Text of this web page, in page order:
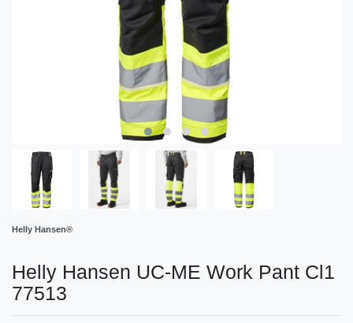
Helly Hansen®
Helly Hansen UC-ME Work Pant Cl1
77513